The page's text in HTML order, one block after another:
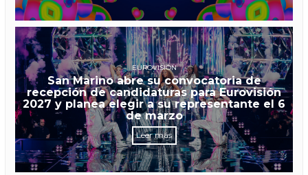
EUROVISIÓN
San Marino abre su convocatoria de
recepción de candidaturas para Eurovisión
2027 y planea elegir a su representante el 6
de marzo
Leer más